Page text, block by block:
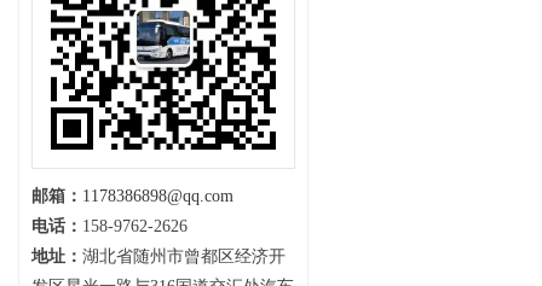
邮箱： 1178386898@qq.com
电话： 158-9762-2626
地址： 湖北省随州市曾都区经济开